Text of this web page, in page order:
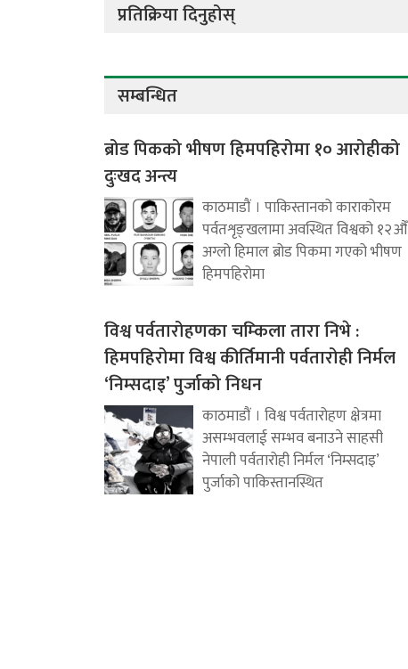
प्रतिक्रिया दिनुहोस्
सम्बन्धित
ब्रोड पिकको भीषण हिमपहिरोमा १० आरोहीको
दुःखद अन्त्य
काठमाडौं । पाकिस्तानको काराकोरम
पर्वतशृङ्खलामा अवस्थित विश्वको १२औँ
अग्लो हिमाल ब्रोड पिकमा गएको भीषण
हिमपहिरोमा
विश्व पर्वतारोहणका चम्किला तारा निभे :
हिमपहिरोमा विश्व कीर्तिमानी पर्वतारोही निर्मल
‘निम्सदाइ’ पुर्जाको निधन
काठमाडौं । विश्व पर्वतारोहण क्षेत्रमा
असम्भवलाई सम्भव बनाउने साहसी
नेपाली पर्वतारोही निर्मल ‘निम्सदाइ’
पुर्जाको पाकिस्तानस्थित